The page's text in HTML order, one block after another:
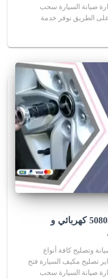
صيانة السيارة سحب
على الطريق نوفر خدمة
بنشر متنقل السالمي 50805535‬ كهربائي و
وتصليح كافة أنواع
تصليح مكيف السيارة فتح
صيانة السيارة سحب